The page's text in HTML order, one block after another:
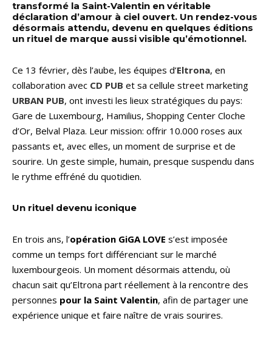
transformé la Saint-Valentin en véritable
déclaration d’amour à ciel ouvert. Un rendez-vous
désormais attendu, devenu en quelques éditions
un rituel de marque aussi visible qu’émotionnel.
Ce 13 février, dès l’aube, les équipes d’Eltrona, en
collaboration avec CD PUB et sa cellule street marketing
URBAN PUB, ont investi les lieux stratégiques du pays:
Gare de Luxembourg, Hamilius, Shopping Center Cloche
d’Or, Belval Plaza. Leur mission: offrir 10.000 roses aux
passants et, avec elles, un moment de surprise et de
sourire. Un geste simple, humain, presque suspendu dans
le rythme effréné du quotidien.
Un rituel devenu iconique
En trois ans, l’opération GiGA LOVE s’est imposée
comme un temps fort différenciant sur le marché
luxembourgeois. Un moment désormais attendu, où
chacun sait qu’Eltrona part réellement à la rencontre des
personnes pour la Saint Valentin, afin de partager une
expérience unique et faire naître de vrais sourires.